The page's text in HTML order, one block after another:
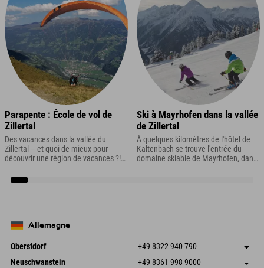
Parapente : École de vol de
Zillertal
Des vacances dans la vallée du
Zillertal – et quoi de mieux pour
découvrir une région de vacances ?!
Ski à Mayrhofen dans la vallée
de Zillertal
À quelques kilomètres de l'hôtel de
Kaltenbach se trouve l'entrée du
domaine skiable de Mayrhofen, dans
Allemagne
Oberstdorf +49 8322 940 790
An der Breitach 3
Enregistrer l'adresse
Neuschwanstein +49 8361 998 9000